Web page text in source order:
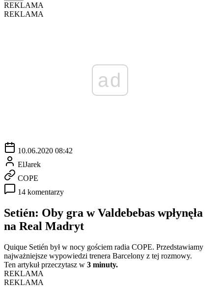
REKLAMA
REKLAMA
ad
10.06.2020 08:42
ElJarek
COPE
14 komentarzy
Setién: Oby gra w Valdebebas wpłynęła
na Real Madryt
Quique Setién był w nocy gościem radia COPE. Przedstawiamy
najważniejsze wypowiedzi trenera Barcelony z tej rozmowy.
Ten artykuł przeczytasz w 3 minuty.
REKLAMA
REKLAMA